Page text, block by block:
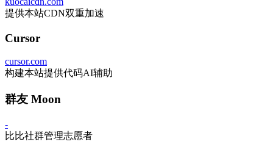
提供本站CDN双重加速
Cursor
cursor.com
构建本站提供代码AI辅助
群友 Moon
-
比比社群管理志愿者